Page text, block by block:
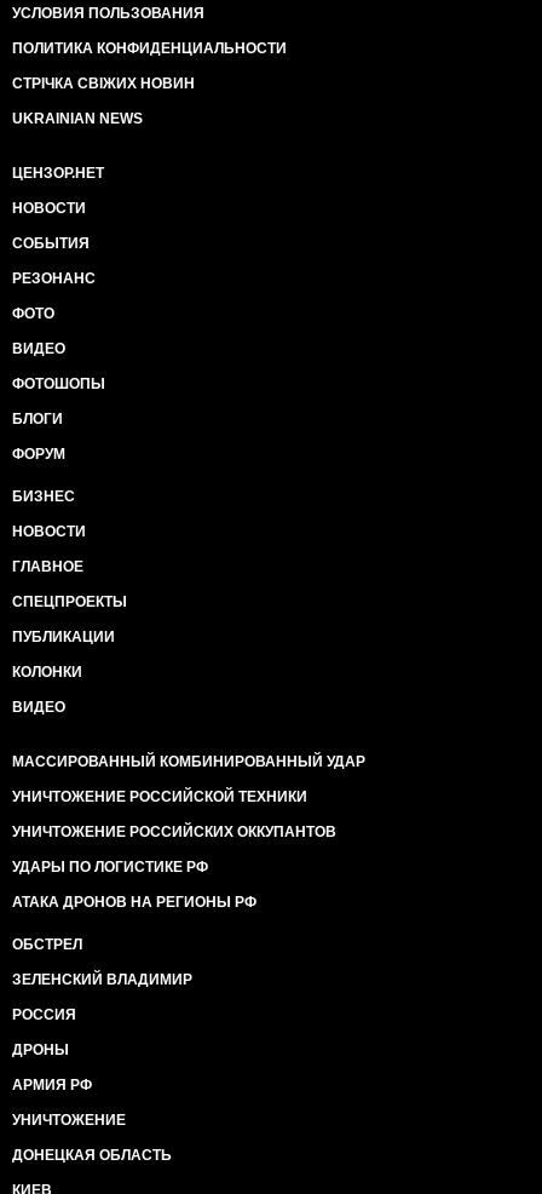
УСЛОВИЯ ПОЛЬЗОВАНИЯ
ПОЛИТИКА КОНФИДЕНЦИАЛЬНОСТИ
СТРІЧКА СВІЖИХ НОВИН
UKRAINIAN NEWS
ЦЕНЗОР.НЕТ
НОВОСТИ
СОБЫТИЯ
РЕЗОНАНС
ФОТО
ВИДЕО
ФОТОШОПЫ
БЛОГИ
ФОРУМ
БИЗНЕС
НОВОСТИ
ГЛАВНОЕ
СПЕЦПРОЕКТЫ
ПУБЛИКАЦИИ
КОЛОНКИ
ВИДЕО
МАССИРОВАННЫЙ КОМБИНИРОВАННЫЙ УДАР
УНИЧТОЖЕНИЕ РОССИЙСКОЙ ТЕХНИКИ
УНИЧТОЖЕНИЕ РОССИЙСКИХ ОККУПАНТОВ
УДАРЫ ПО ЛОГИСТИКЕ РФ
АТАКА ДРОНОВ НА РЕГИОНЫ РФ
ОБСТРЕЛ
ЗЕЛЕНСКИЙ ВЛАДИМИР
РОССИЯ
ДРОНЫ
АРМИЯ РФ
УНИЧТОЖЕНИЕ
ДОНЕЦКАЯ ОБЛАСТЬ
КИЕВ